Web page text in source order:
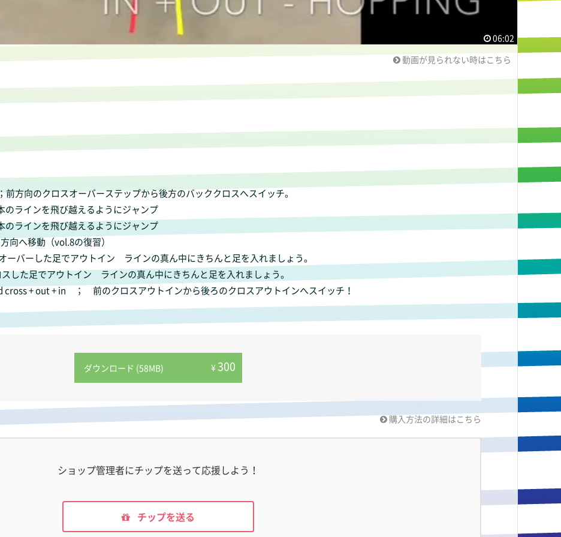
06:02
動画が見られない時はこちら
向のクロスオーバーステップから後方のバッククロスへスイッチ。
ラインを飛び越えるようにジャンプ
ラインを飛び越えるようにジャンプ
へ移動（vol.8の復習）
ーバーした足でアウトイン ラインの真ん中にきちんと足を入れましょう。
した足でアウトイン ラインの真ん中にきちんと足を入れましょう。
+ out + in ； 前のクロスアウトインから後ろのクロスアウトインへスイッチ！
ダウンロード (58MB) ¥300
購入方法の詳細はこちら
ショップ管理者にチップを送って応援しよう！
チップを送る